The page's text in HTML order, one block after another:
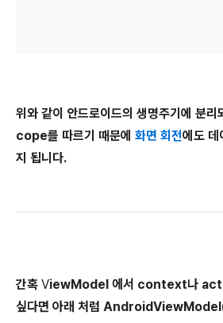
위와 같이 안드로이드의 생명주기에 분
cope를 따르기 때문에 화면 회전에도 데
지 됩니다.
간혹 ViewModel 에서 context나
싶다면 아래 처럼